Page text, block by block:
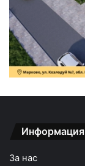
Информация
За нас